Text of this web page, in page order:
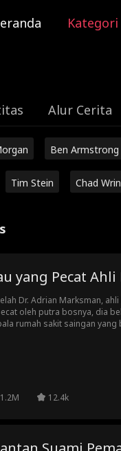
Kategori
Alur Cerita
Ben Armstrong
Tim Stein Chad
yang Pecat
Dr. Adrian Marksman,
oleh putra bosnya, dia
rumah sakit saingan
1.2M 12.4k